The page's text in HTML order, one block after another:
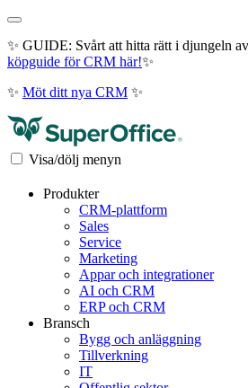
✨ GUIDE: Svårt att hitta rätt i djungeln
köpguide för CRM här!✨
✨ Möt ditt nya CRM ✨
Visa/dölj menyn
Produkter
CRM-plattform
Sales
Service
Marketing
Appar och integrationer
AI och CRM
ERP och CRM
Bransch
Bygg och anläggning
Tillverkning
IT